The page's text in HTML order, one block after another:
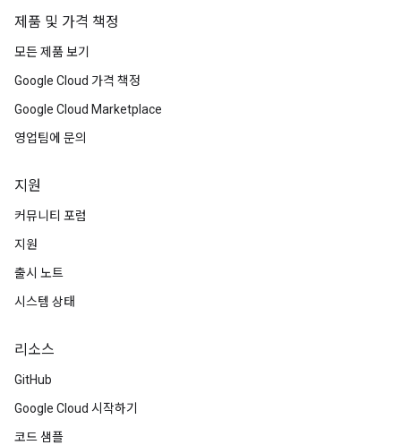
제품 및 가격 책정
모든 제품 보기
Google Cloud 가격 책정
Google Cloud Marketplace
영업팀에 문의
지원
커뮤니티 포럼
지원
출시 노트
시스템 상태
리소스
GitHub
Google Cloud 시작하기
코드 샘플